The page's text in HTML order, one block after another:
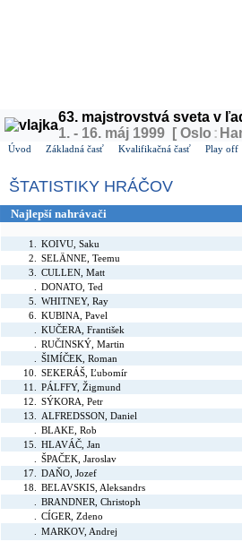
63. majstrovstvá sveta v
1. - 16. máj 1999 [ Oslo :
Úvod Základná časť Kvalifikačná časť Play off
ŠTATISTIKY HRÁČOV
Najlepší nahrávači
1.
KOIVU, Saku
2.
SELÄNNE, Teemu
3.
CULLEN, Matt
DONATO, Ted
5.
WHITNEY, Ray
6.
KUBINA, Pavel
KUČERA, František
RUČINSKÝ, Martin
ŠIMÍČEK, Roman
10.
SEKERÁŠ, Ľubomír
11.
PÁLFFY, Žigmund
12.
SÝKORA, Petr
13.
ALFREDSSON, Daniel
BLAKE, Rob
15.
HLAVÁČ, Jan
ŠPAČEK, Jaroslav
17.
DAŇO, Jozef
18.
BELAVSKIS, Aleksandrs
BRANDNER, Christoph
CÍGER, Zdeno
MARKOV, Andrej